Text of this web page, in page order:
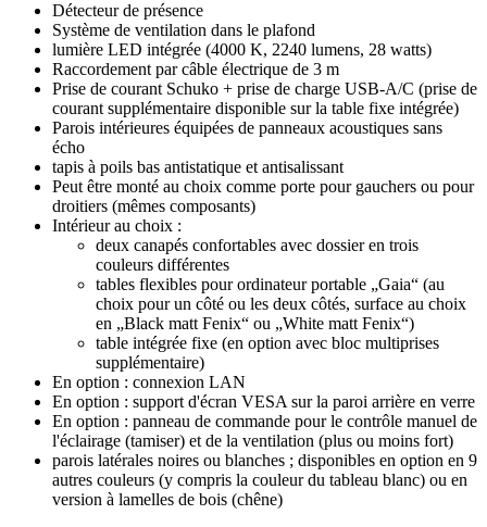
Détecteur de présence
Système de ventilation dans le plafond
lumière LED intégrée (4000 K, 2240 lumens, 28 watts)
Raccordement par câble électrique de 3 m
Prise de courant Schuko + prise de charge USB-A/C (prise de
courant supplémentaire disponible sur la table fixe intégrée)
Parois intérieures équipées de panneaux acoustiques sans
écho
tapis à poils bas antistatique et antisalissant
Peut être monté au choix comme porte pour gauchers ou pour
droitiers (mêmes composants)
Intérieur au choix :
deux canapés confortables avec dossier en trois
couleurs différentes
tables flexibles pour ordinateur portable „Gaia“ (au
choix pour un côté ou les deux côtés, surface au choix
en „Black matt Fenix“ ou „White matt Fenix“)
table intégrée fixe (en option avec bloc multiprises
supplémentaire)
En option : connexion LAN
En option : support d'écran VESA sur la paroi arrière en verre
En option : panneau de commande pour le contrôle manuel de
l'éclairage (tamiser) et de la ventilation (plus ou moins fort)
parois latérales noires ou blanches ; disponibles en option en 9
autres couleurs (y compris la couleur du tableau blanc) ou en
version à lamelles de bois (chêne)